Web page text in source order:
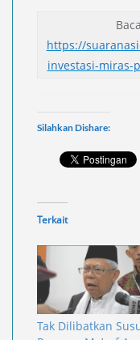
https://
investasi-
Silahkan Dishare:
Terkait
Tak Dilibatkan